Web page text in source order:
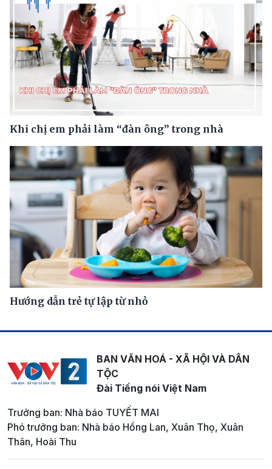
Khi chị em phải làm “đàn ông” trong nhà
Hướng dẫn trẻ tự lập từ nhỏ
BAN VĂN HOÁ - XÃ HỘI VÀ DÂN
TỘC
Đài Tiếng nói Việt Nam
Trưởng ban: Nhà báo TUYẾT MAI
Phó trưởng ban: Nhà báo Hồng Lan, Xuân Thọ, Xuân
Thân, Hoài Thu